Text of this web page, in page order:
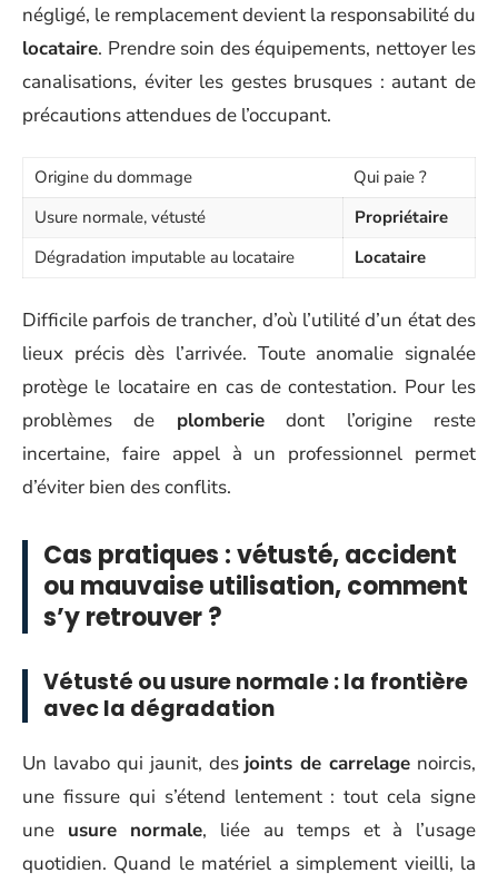
négligé, le remplacement devient la responsabilité du
locataire. Prendre soin des équipements, nettoyer les
canalisations, éviter les gestes brusques : autant de
précautions attendues de l’occupant.
Origine du dommage
Qui paie ?
Usure normale, vétusté
Propriétaire
Dégradation imputable au locataire
Locataire
Difficile parfois de trancher, d’où l’utilité d’un état des
lieux précis dès l’arrivée. Toute anomalie signalée
protège le locataire en cas de contestation. Pour les
problèmes de plomberiedont l’origine reste
incertaine, faire appel à un professionnel permet
d’éviter bien des conflits.
Cas pratiques : vétusté, accident
ou mauvaise utilisation, comment
s’y retrouver ?
Vétusté ou usure normale : la frontière
avec la dégradation
Un lavabo qui jaunit, des joints de carrelage noircis,
une fissure qui s’étend lentement : tout cela signe
une usure normale, liée au temps et à l’usage
quotidien. Quand le matériel a simplement vieilli, la